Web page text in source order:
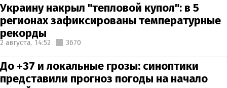
Украину накрыл "тепловой купол": в 5
регионах зафиксированы температурные
рекорды
2 августа, 14:52 3670
До +37 и локальные грозы: синоптики
представили прогноз погоды на начало